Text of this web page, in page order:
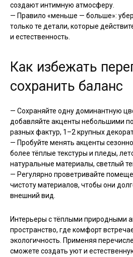
создают интимную атмосферу.
— Правило «меньше — больше»:
только те детали, которые
и естественность.
Как избежать
сохранить баланс
— Сохраняйте одну доминантную
добавляйте акценты небольшими
разных фактур, 1–2 крупных
— Пробуйте менять акценты
более тёплые текстуры и пледы,
натуральные материалы, светлый
— Регулярно проветривайте
чистоту материалов, чтобы они
внешний вид.
Интерьеры с тёплыми природными
пространство, где комфорт
экологичность. Применяя
сможете создать уют и